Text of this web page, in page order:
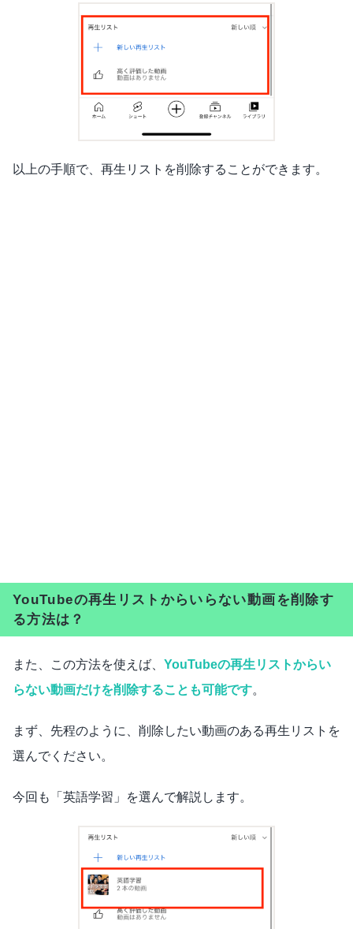
以上の手順で、再生リストを削除することができます。
YouTubeの再生リストからいらない動画を削除す
る方法は？
また、この方法を使えば、 YouTubeの再生リストからい
らない動画だけを削除することも可能です。
まず、先程のように、削除したい動画のある再生リストを
選んでください。
今回も「英語学習」を選んで解説します。